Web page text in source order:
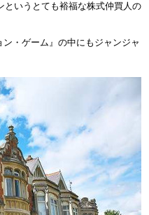
というとても裕福な株式仲買人の
・ゲーム』の中にもジャンジャ